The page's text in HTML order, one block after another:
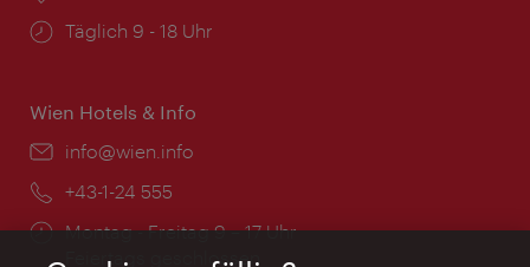
Öffnungszeiten:
Täglich 9 - 18 Uhr
Wien Hotels & Info
Email:
info@wien.info
Telefon:
+43-1-24 555
Öffnungszeiten:
Montag - Freitag 9 – 17 Uhr
Feiertags geschlossen